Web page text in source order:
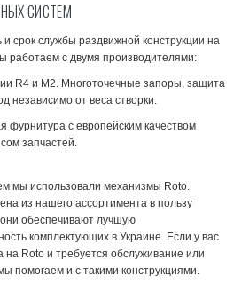
СИСТЕМ
и срок службы раздвижной конструкции на
работаем с двумя производителями:
R4 и M2. Многоточечные запоры, защита
независимо от веса створки.
фурнитура с европейским качеством
запчастей.
мы использовали механизмы Roto.
из нашего ассортимента в пользу
обеспечивают лучшую
комплектующих в Украине. Если у вас
на Roto и требуется обслуживание или
помогаем и с такими конструкциями.